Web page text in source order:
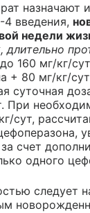
назначают
4 введения,
недели
длительно
160 мг/кг/
+ 80 мг/кг/
суточная
При
сут,
счет
одного
следует